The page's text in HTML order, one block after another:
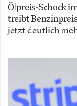
Ölpreis-Schock
treibt
jetzt deutlich